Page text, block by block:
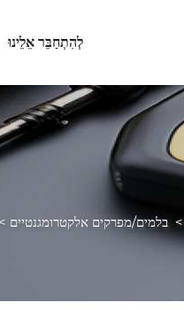
לְהִתְחַבֵּר אֵלֵינוּ
>בלמים/מפרקים אלקטרומגנטיים >